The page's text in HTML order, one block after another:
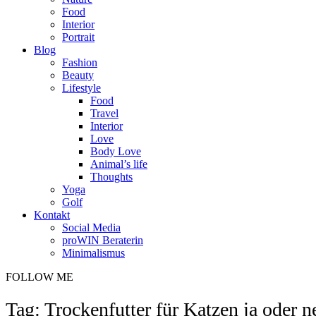
Food
Interior
Portrait
Blog
Fashion
Beauty
Lifestyle
Food
Travel
Interior
Love
Body Love
Animal’s life
Thoughts
Yoga
Golf
Kontakt
Social Media
proWIN Beraterin
Minimalismus
FOLLOW ME
Tag: Trockenfutter für Katzen ja oder